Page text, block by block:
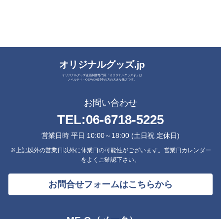
オリジナルグッズ.jp
オリジナルグッズ企画制作専門店「オリジナルグッズ.jp」は
ノベルティ・OEMの検討中の方の大きな味方です。
お問い合わせ
TEL:06-6718-5225
営業日時 平日 10:00～18:00 (土日祝 定休日)
※上記以外の営業日以外に休業日の可能性がございます。営業日カレンダー
をよくご確認下さい。
お問合せフォームはこちらから